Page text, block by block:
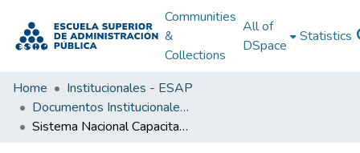
Communities
&
Collections
All of
DSpace
Statistics
Home
Institucionales - ESAP
Documentos Institucionales - ESAP
Sistema Nacional Capacitación Municipal Cundinamarca Colombia Diciembre 2002: Sistema Nacional Capacitación Municipal Cundinamarca Colombia Diciembre 2002